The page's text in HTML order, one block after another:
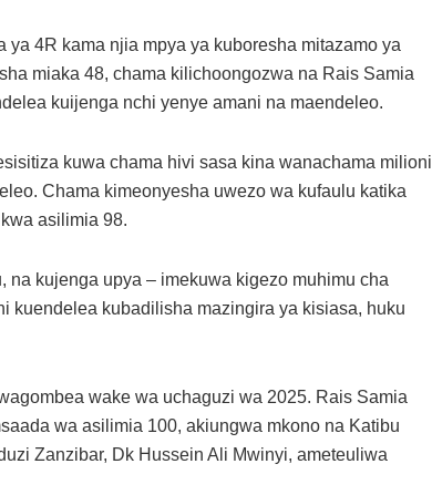
4R kama njia mpya ya kuboresha mitazamo ya
miaka 48, chama kilichoongozwa na Rais Samia
kuijenga nchi yenye amani na maendeleo.
kuwa chama hivi sasa kina wanachama milioni
Chama kimeonyesha uwezo wa kufaulu katika
asilimia 98.
kujenga upya – imekuwa kigezo muhimu cha
kuendelea kubadilisha mazingira ya kisiasa, huku
wake wa uchaguzi wa 2025. Rais Samia
wa asilimia 100, akiungwa mkono na Katibu
Zanzibar, Dk Hussein Ali Mwinyi, ameteuliwa